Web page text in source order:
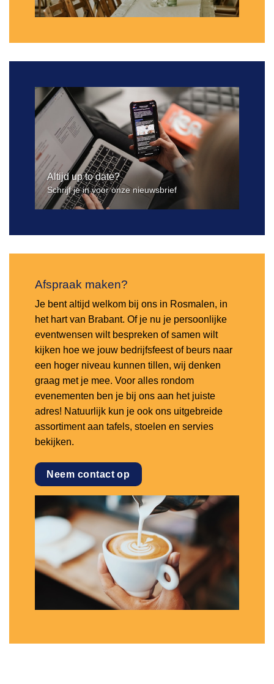
Altijd up to date?
Schrijf je in voor onze nieuwsbrief
Afspraak maken?
Je bent altijd welkom bij ons in Rosmalen, in
het hart van Brabant. Of je nu je persoonlijke
eventwensen wilt bespreken of samen wilt
kijken hoe we jouw bedrijfsfeest of beurs naar
een hoger niveau kunnen tillen, wij denken
graag met je mee. Voor alles rondom
evenementen ben je bij ons aan het juiste
adres! Natuurlijk kun je ook ons uitgebreide
assortiment aan tafels, stoelen en servies
bekijken.
Neem contact op